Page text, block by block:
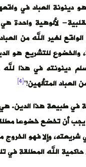
هو دينونة العباد في
لألوهية واحدة
لغير الله من
والخضوع للتشريع هو
دينونته في هذا
العباد المتألهين!”
[4]
في طبيعة هذا الدين.
يجب أن تخضع خضوعا
شريعته، وإلا فهو
الله المطلقة في